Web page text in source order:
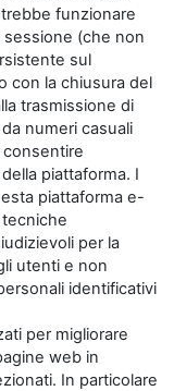
funzionare
(che non
sul
con la chiusura del
trasmissione di
numeri casuali
piattaforma. I
piattaforma e-
per la
utenti e non
identificativi
per migliorare
web in
In particolare